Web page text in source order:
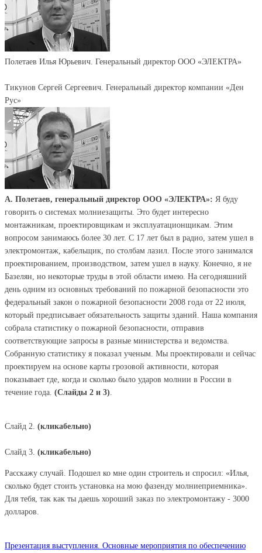
Полетаев Илья Юрьевич. Генеральный директор ООО «ЭЛЕКТРА»
Тикунов Сергей Сергеевич. Генеральный директор компании «Ден
Рус»
А. Полетаев, генеральный директор ООО «ЭЛЕКТРА»: Я буду
говорить о системах молниезащиты. Это будет интересно
монтажникам, проектировщикам и эксплуатационщикам. Этим
вопросом занимаюсь более 30 лет. С 17 лет был в радио, затем ушел в
электромонтаж, кабельщик, по столбам лазил. После этого занимался
проектированием, производством, затем ушел в науку. Конечно, я не
Базелян, но некоторые труды в этой области имею. На сегодняшний
день одним из основных требований по пожарной безопасности это
федеральный закон о пожарной безопасности 2008 года от 22 июля,
который предписывает обязательность защиты зданий. Наша компания
собрала статистику о пожарной безопасности, отправив
соответствующие запросы в разные министерства и ведомства.
Собранную статистику я показал ученым. Мы проектировали и сейчас
проектируем на основе карты грозовой активности, которая
показывает где, когда и сколько было ударов молнии в России в
течение года. (Слайды 2 и 3)
Слайд 2. (кликабельно)
Слайд 3. (кликабельно)
Расскажу случай. Подошел ко мне один строитель и спросил: «Илья,
сколько будет стоить установка на мою фазенду молниеприемника».
Для тебя, так как ты даешь хороший заказ по электромонтажу - 3000
долларов.
Презентация выступления. Основные мероприятия по обеспечению